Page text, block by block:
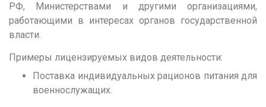
РФ, Министерствами и другими организациями,
работающими в интересах органов государственной
власти.
Примеры лицензируемых видов деятельности:
Поставка индивидуальных рационов питания для
военнослужащих.
Липецк
Магнитогорск
Махачкала